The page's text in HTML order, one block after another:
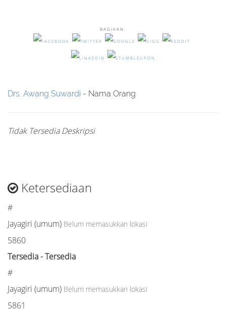
BAGIKAN:
Drs. Awang Suwardi - Nama Orang
Tidak Tersedia Deskripsi
Ketersediaan
#
Jayagiri (umum) Belum memasukkan lokasi
5860
Tersedia - Tersedia
#
Jayagiri (umum) Belum memasukkan lokasi
5861